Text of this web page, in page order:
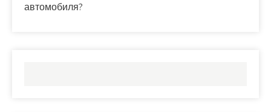
автомобиля?